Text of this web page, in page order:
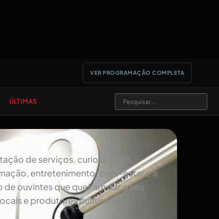
VER PROGRAMAÇÃO COMPLETA
ÚLTIMAS
de serviços, curiosidades,
entretenimento, bem-estar e a
ouvintes que queiram dar o seu
e produtores culturais.